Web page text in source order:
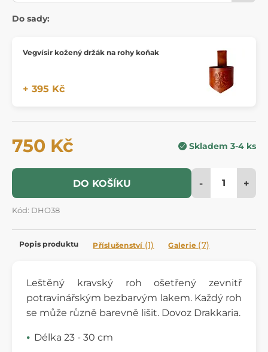
Do sady:
Vegvísir kožený držák na rohy koňak
+ 395 Kč
750 Kč Skladem 3-4 ks
DO KOŠÍKU - +
Kód: DHO38
Popis produktu Příslušenství (1) Galerie (7)
Leštěný kravský roh ošetřený zevnitř
potravinářským bezbarvým lakem. Každý roh
se může různě barevně lišit. Dovoz Drakkaria.
Délka 23 - 30 cm